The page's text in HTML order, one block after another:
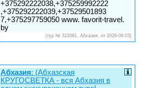
+375292222038,+375259992222
,+375292222039,+37529501893
7,+375297759050 www. favorit-travel.
by
(тур № 322081, Абхазия, от 2026-08-03)
Абхазия: (Абхазская
КРУГОСВЕТКА - вся Абхазия в